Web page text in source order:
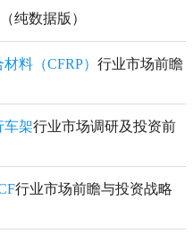
（纯数据版）
料（CFRP） 行业市场前瞻
车架行业市场调研及投资前
行业市场前瞻与投资战略